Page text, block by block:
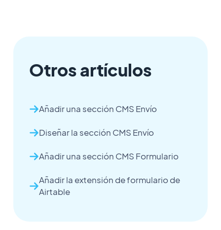
Otros artículos
Añadir una sección CMS Envío
Diseñar la sección CMS Envío
Añadir una sección CMS Formulario
Añadir la extensión de formulario de
Airtable